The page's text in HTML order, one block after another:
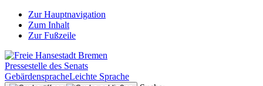
Zur Hauptnavigation
Zum Inhalt
Zur Fußzeile
Pressestelle des Senats
GebärdenspracheLeichte Sprache